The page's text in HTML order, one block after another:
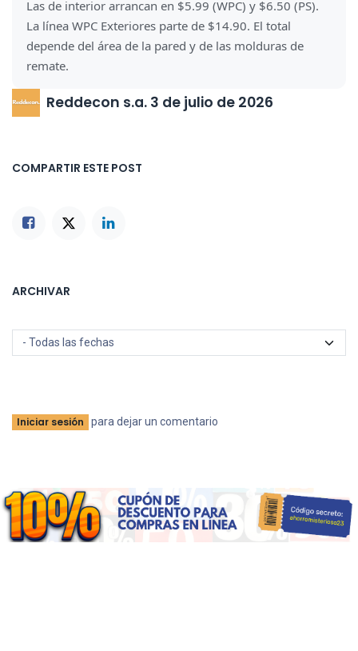
Las de interior arrancan en $5.99 (WPC) y $6.50 (PS).
La línea WPC Exteriores parte de $14.90. El total
depende del área de la pared y de las molduras de
remate.
Reddecon s.a. 3 de julio de 2026
COMPARTIR ESTE POST
ARCHIVAR
Iniciar sesión para dejar un comentario